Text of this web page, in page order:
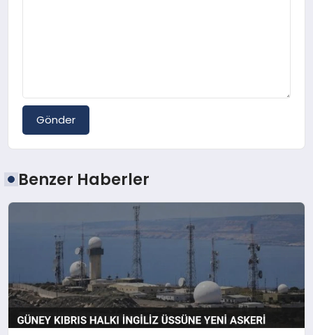
Gönder
Benzer Haberler